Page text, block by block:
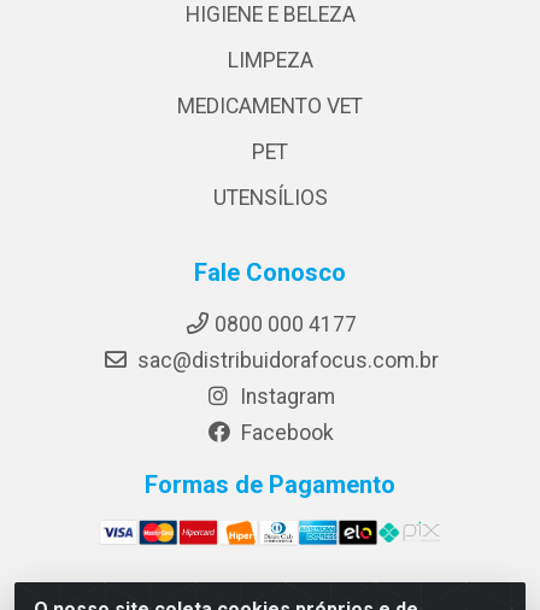
HIGIENE E BELEZA
LIMPEZA
MEDICAMENTO VET
PET
UTENSÍLIOS
Fale Conosco
0800 000 4177
sac@distribuidorafocus.com.br
Instagram
Facebook
Formas de Pagamento